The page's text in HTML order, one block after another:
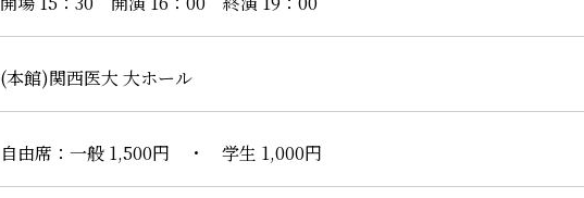
(本館)関西医大 大ホール
自由席：一般 1,500円 ・ 学生 1,000円